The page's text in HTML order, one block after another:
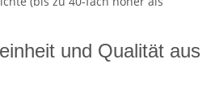
und Qualität aus